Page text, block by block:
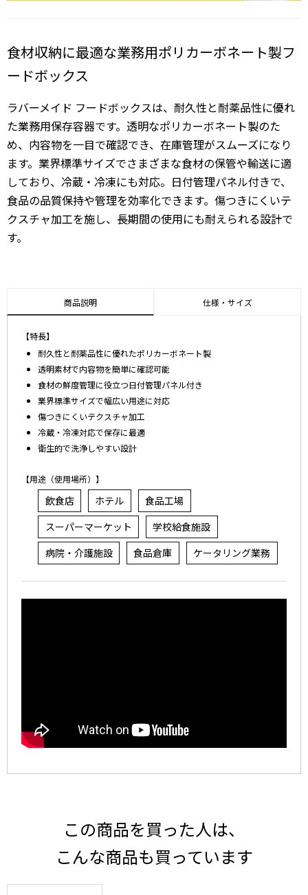
食材収納に最適な業務用ポリカーボネート製フ
ードボックス
ラバーメイド フードボックスは、耐久性と耐薬品性に優れ
た業務用保存容器です。透明なポリカーボネート製のた
め、内容物を一目で確認でき、在庫管理がスムーズになり
ます。業界標準サイズでさまざまな食材の保管や輸送に適
しており、冷蔵・冷凍にも対応。日付管理パネル付きで、
食品の品質保持や管理を効率化できます。傷つきにくいテ
クスチャ加工を施し、長期間の使用にも耐えられる設計で
す。
商品説明 仕様・サイズ
【特長】
耐久性と耐薬品性に優れたポリカーボネート製
透明素材で内容物を簡単に確認可能
食材の鮮度管理に役立つ日付管理パネル付き
業界標準サイズで幅広い用途に対応
傷つきにくいテクスチャ加工
冷蔵・冷凍対応で保存に最適
衛生的で洗浄しやすい設計
【用途（使用場所）】
飲食店 ホテル
食品工場
スーパーマーケット
学校給食施設
病院・介護施設
食品倉庫 ケータリング業務
この商品を買った人は、
こんな商品も買っています